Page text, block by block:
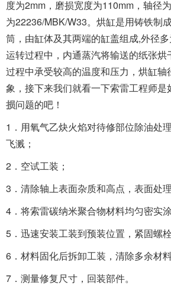
度为2mm，磨损宽度为110mm，轴径
为22236/MBK/W33。烘缸是用铸铁制
筒，由缸体及其两端的缸盖组成,外径
运转过程中，内通蒸汽将输送的纸张
过程中承受较高的温度和压力，烘缸轴
象，接下来我们就看一下索雷工程师是
损问题的吧！
1．用氧气乙炔火焰对待修部位除油处
飞溅；
2．空试工装；
3．清除轴上表面杂质和高点，表面处
4．将索雷碳纳米聚合物材料均匀密实
5．迅速安装工装到预装位置，紧固螺栓
6．材料固化后拆卸工装，清除多余材料
7．测量修复尺寸，回装部件。